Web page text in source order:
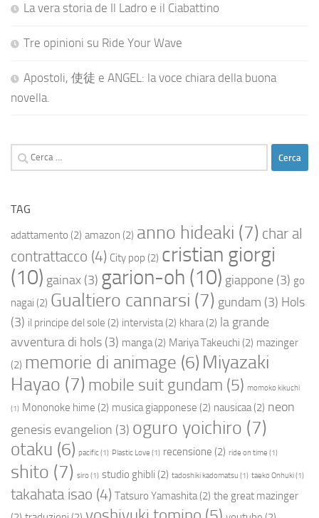
La vera storia de Il Ladro e il Ciabattino
Tre opinioni su Ride Your Wave
Apostoli, 使徒 e ANGEL: la voce chiara della buona
novella.
Ricerca
per:
TAG
adattamento (2) amazon (2) anno hideaki (7) char al
contrattacco (4) City pop (2) cristian giorgi
(10) gainax (3) garion-oh (10) giappone (3) go
nagai (2) Gualtiero cannarsi (7) gundam (3) Hols
(3) il principe del sole (2) intervista(2) khara(2) la grande
avventura di hols (3) manga(2) Mariya Takeuchi (2) mazinger
(2) memorie di animage (6) Miyazaki
Hayao (7) mobile suit gundam (5) momoko kikuchi
(1) Mononoke hime (2) musica giapponese (2) nausicaa(2) neon
genesis evangelion (3) oguro yoichiro (7)
otaku (6) pacific(1) Plastic Love (1) recensione (2) ride on time (1)
shito (7) siro(1) studio ghibli (2) tadoshiki kadomatsu (1) taeko Onhuki(1)
takahata isao (4) Tatsuro Yamashita(2) the great mazinger